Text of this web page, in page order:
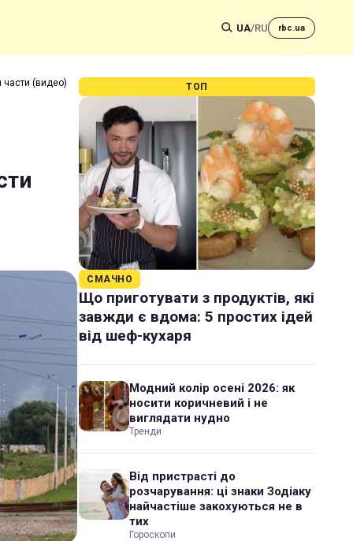
UA/RU rbc.ua
(видео) ТОП
СМАЧНО
Що приготувати з продуктів, які
завжди є вдома: 5 простих ідей
від шеф-кухаря
Модний колір осені 2026: як
носити коричневий і не
виглядати нудно
Тренди
Від пристрасті до
розчарування: ці знаки Зодіаку
найчастіше закохуються не в
тих
Гороскопи